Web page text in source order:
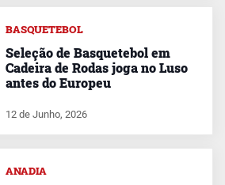
BASQUETEBOL
Seleção de Basquetebol em
Cadeira de Rodas joga no Luso
antes do Europeu
12 de Junho, 2026
ANADIA